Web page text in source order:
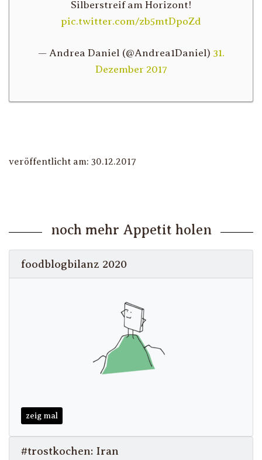
Silberstreif am Horizont!
pic.twitter.com/zb5mtDpoZd
— Andrea Daniel (@Andrea1Daniel) 31.
Dezember 2017
veröffentlicht am: 30.12.2017
noch mehr Appetit holen
foodblogbilanz 2020
zeig mal
#trostkochen: Iran